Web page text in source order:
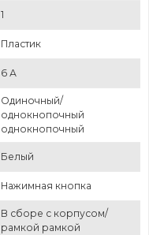
1
Пластик
6 А
Одиночный/
однокнопочный
однокнопочный
Белый
Нажимная кнопка
В сборе с корпусом/
рамкой рамкой